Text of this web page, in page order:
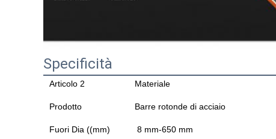
Specificità
Articolo 2 Materiale
Prodotto Barre rotonde di acciaio
Fuori Dia ((mm) 8 mm-650 mm